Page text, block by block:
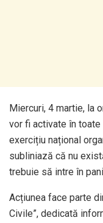
Miercuri, 4 martie, la
vor fi activate în toate
exercițiu național
subliniază că nu
trebuie să intre în
Acțiunea face parte
Civile”, dedicată